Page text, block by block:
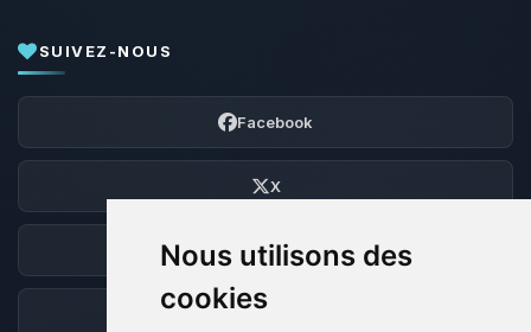
Nous utilisons des
cookies
SUIVEZ-NOUS
Facebook
X
Discord
Forum